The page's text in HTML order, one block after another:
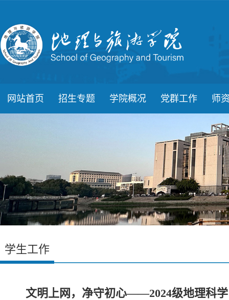
网站首页 招生专题 学院概况 党群工作 师
学生工作
文明上网，净守初心——2024级地理科